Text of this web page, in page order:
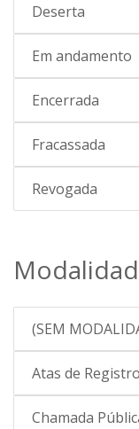
Deserta
Em andamento
Encerrada
Fracassada
Revogada
(SEM
Atas de
Chamada